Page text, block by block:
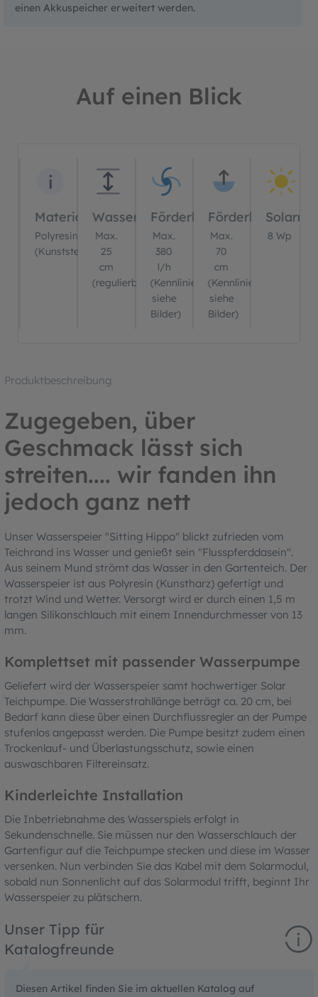
einen Akkuspeicher erweitert werden.
Auf einen Blick
Material
Polyresin
(Kunststein)
Wasserstrahllänge
Max.
25
cm
(regulierbar)
Förderleistung
Max.
380
l/h
(Kennlinie
siehe
Bilder)
Förderhöhe
Max.
70
cm
(Kennlinie
siehe
Bilder)
8 Wp
Produktbeschreibung
Zugegeben, über
Geschmack lässt sich
streiten.... wir fanden ihn
jedoch ganz nett
Unser Wasserspeier "Sitting Hippo" blickt zufrieden vom
Teichrand ins Wasser und genießt sein "Flusspferddasein".
Aus seinem Mund strömt das Wasser in den Gartenteich. Der
Wasserspeier ist aus Polyresin (Kunstharz) gefertigt und
trotzt Wind und Wetter. Versorgt wird er durch einen 1,5 m
langen Silikonschlauch mit einem Innendurchmesser von 13
mm.
Komplettset mit passender Wasserpumpe
Geliefert wird der Wasserspeier samt hochwertiger Solar
Teichpumpe. Die Wasserstrahllänge beträgt ca. 20 cm, bei
Bedarf kann diese über einen Durchflussregler an der Pumpe
stufenlos angepasst werden. Die Pumpe besitzt zudem einen
Trockenlauf- und Überlastungsschutz, sowie einen
auswaschbaren Filtereinsatz.
Kinderleichte Installation
Die Inbetriebnahme des Wasserspiels erfolgt in
Sekundenschnelle. Sie müssen nur den Wasserschlauch der
Gartenfigur auf die Teichpumpe stecken und diese im Wasser
versenken. Nun verbinden Sie das Kabel mit dem Solarmodul,
sobald nun Sonnenlicht auf das Solarmodul trifft, beginnt Ihr
Wasserspeier zu plätschern.
Unser Tipp für
Katalogfreunde
Diesen Artikel finden Sie im aktuellen Katalog auf